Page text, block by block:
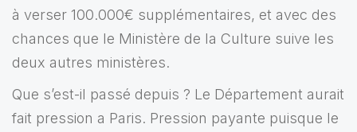
à verser 100.000€ supplémentaires, et avec des
chances que le Ministère de la Culture suive les
deux autres ministères.
Que s’est-il passé depuis ? Le Département aurait
fait pression a Paris. Pression payante puisque le